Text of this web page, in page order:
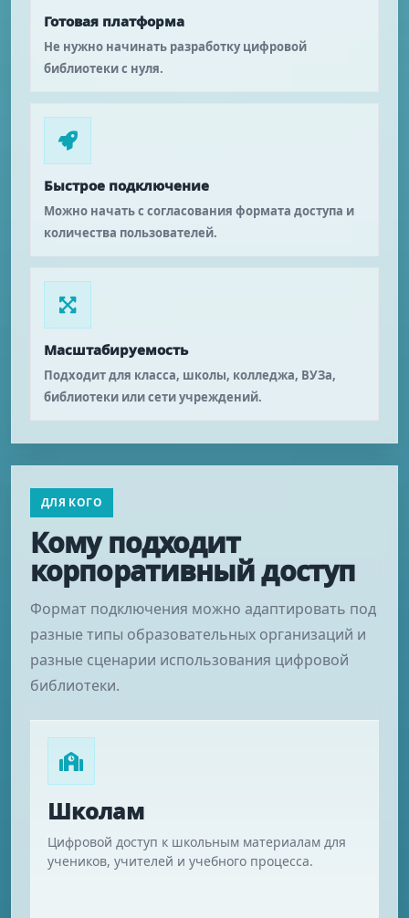
Готовая платформа
Не нужно начинать разработку цифровой
библиотеки с нуля.
Быстрое подключение
Можно начать с согласования формата доступа и
количества пользователей.
Масштабируемость
Подходит для класса, школы, колледжа, ВУЗа,
библиотеки или сети учреждений.
ДЛЯ КОГО
Кому подходит
корпоративный доступ
Формат подключения можно адаптировать под
разные типы образовательных организаций и
разные сценарии использования цифровой
библиотеки.
Школам
Цифровой доступ к школьным материалам для
учеников, учителей и учебного процесса.